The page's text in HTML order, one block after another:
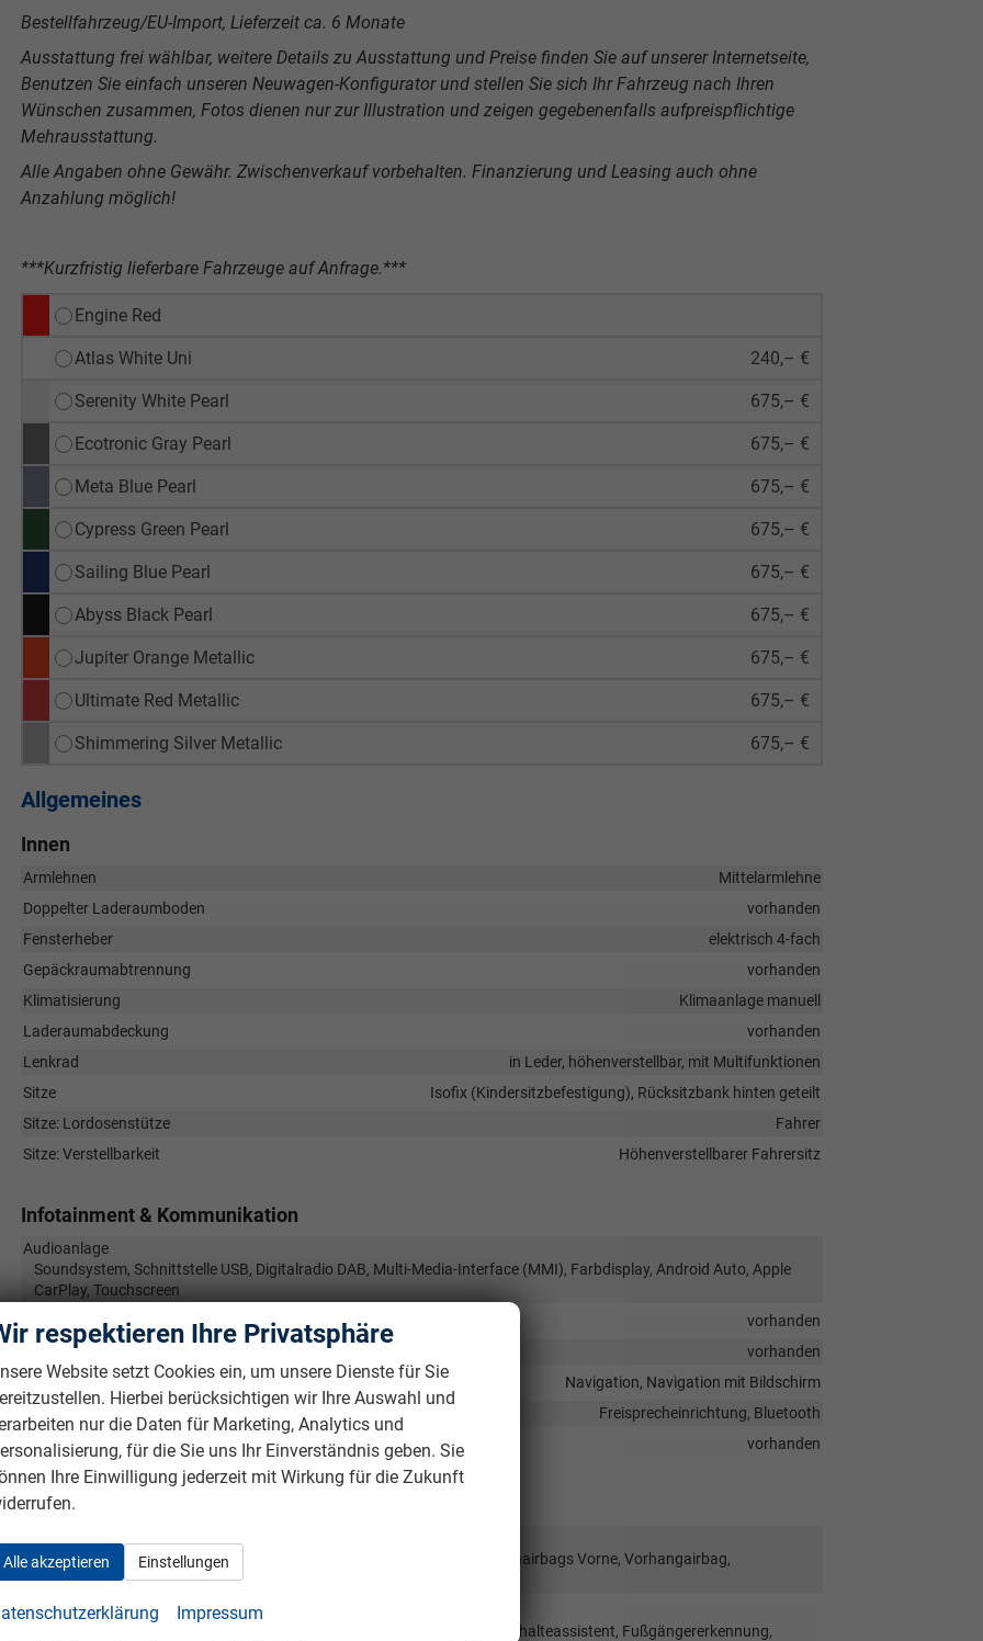
Bestellfahrzeug/EU-Import, Lieferzeit ca. 6 Monate
Ausstattung frei wählbar, weitere Details zu Ausstattung und Preise finden Sie auf unserer Internetseite,
Benutzen Sie einfach unseren Neuwagen-Konfigurator und stellen Sie sich Ihr Fahrzeug nach Ihren
Wünschen zusammen, Fotos dienen nur zur Illustration und zeigen gegebenenfalls aufpreispflichtige
Mehrausstattung.
Alle Angaben ohne Gewähr. Zwischenverkauf vorbehalten. Finanzierung und Leasing auch ohne
Anzahlung möglich!
***Kurzfristig lieferbare Fahrzeuge auf Anfrage.***
Engine Red
Atlas White Uni 240,– €
Serenity White Pearl 675,– €
Ecotronic Gray Pearl 675,– €
Meta Blue Pearl 675,– €
Cypress Green Pearl 675,– €
Sailing Blue Pearl 675,– €
Abyss Black Pearl 675,– €
Jupiter Orange Metallic 675,– €
Ultimate Red Metallic 675,– €
Shimmering Silver Metallic 675,– €
Allgemeines
Innen
Armlehnen
Mittelarmlehne
Doppelter Laderaumboden
vorhanden
Fensterheber
elektrisch 4-fach
Gepäckraumabtrennung
vorhanden
Klimatisierung
Klimaanlage manuell
Laderaumabdeckung
vorhanden
Lenkrad
in Leder, höhenverstellbar, mit Multifunktionen
Sitze
Isofix (Kindersitzbefestigung), Rücksitzbank hinten geteilt
Sitze: Lordosenstütze
Fahrer
Sitze: Verstellbarkeit
Höhenverstellbarer Fahrersitz
Infotainment & Kommunikation
Audioanlage
Soundsystem, Schnittstelle USB, Digitalradio DAB, Multi-Media-Interface (MMI), Farbdisplay, Android Auto, Apple
CarPlay, Touchscreen
Außentemperaturanzeige
vorhanden
Bordcomputer
vorhanden
Navigationssystem
Navigation, Navigation mit Bildschirm
Freisprecheinrichtung, Bluetooth
Uhr & Drehzahlmesser
vorhanden
Sicherheit & Assistenz
Airbag, Fenster-/Kopfairbags Vorne, Beifahrerairbag abschaltbar, Seitenairbags Vorne, Vorhangairbag,
Fußgängerairbag, Beifahrerairbag
Assistenzsysteme
Tempomat, Notbremsassistent (City-Safety), Berganfahrassistent, Spurhalteassistent, Fußgängererkennung,
respektieren Ihre Privatsphäre
Website setzt Cookies ein, um unsere Dienste für Sie
Hierbei berücksichtigen wir Ihre Auswahl und
nur die Daten für Marketing, Analytics und
für die Sie uns Ihr Einverständnis geben. Sie
Ihre Einwilligung jederzeit mit Wirkung für die Zukunft
Alle akzeptieren Einstellungen
Impressum